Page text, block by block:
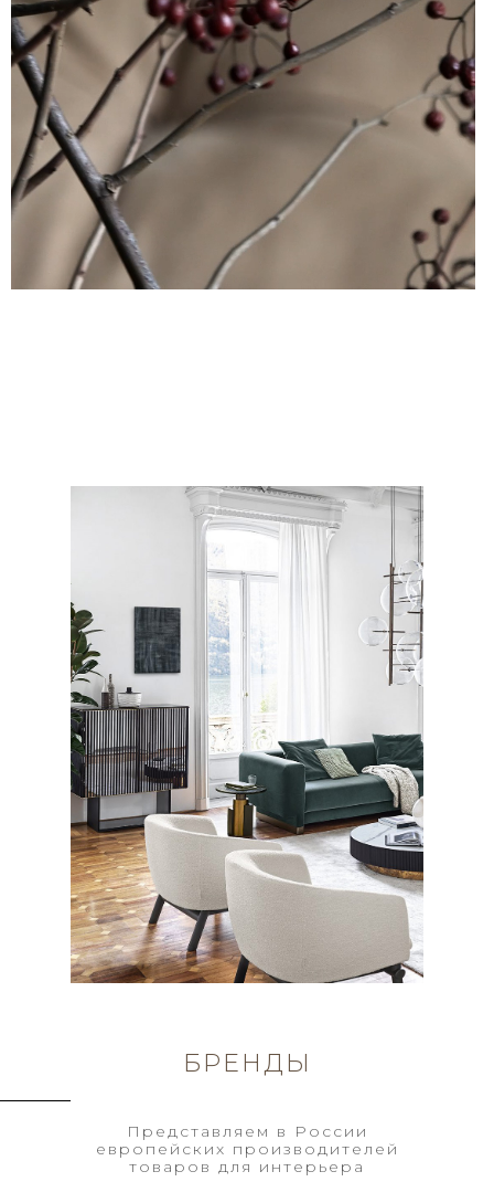
Представляем в России
европейских производителей
товаров для интерьера
БРЕНДЫ